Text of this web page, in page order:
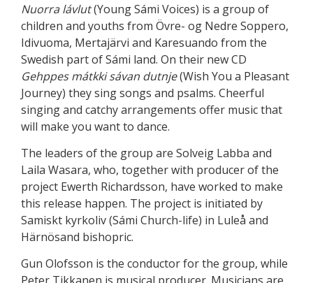
Nuorra lávlut(Young Sámi Voices) is a group of
children and youths from Övre- og Nedre Soppero,
Idivuoma, Mertajärvi and Karesuando from the
Swedish part of Sámi land. On their new CD
Gehppes mátkki sávan dutnje(Wish You a Pleasant
Journey) they sing songs and psalms. Cheerful
singing and catchy arrangements offer music that
will make you want to dance.
The leaders of the group are Solveig Labba and
Laila Wasara, who, together with producer of the
project Ewerth Richardsson, have worked to make
this release happen. The project is initiated by
Samiskt kyrkoliv (Sámi Church-life) in Luleå and
Härnösand bishopric.
Gun Olofsson is the conductor for the group, while